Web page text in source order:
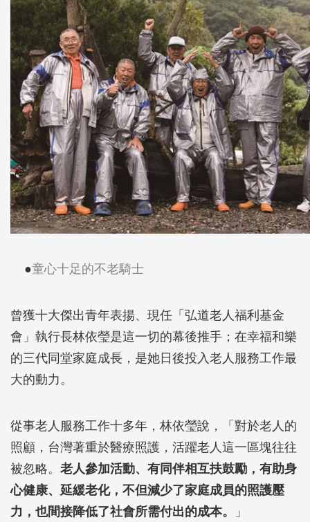
●童心十足的不老騎士
曾獲十大傑出青年表揚、現任「弘道老人福利基金
會」執行長林依瑩是這一切的幕後推手；在幸福和樂
的三代同堂家庭成長，是她日後投入老人服務工作最
大的動力。
從事老人服務工作十多年，林依瑩說，「對於老人的
照顧，台灣著重於醫療照護，活躍老人這一區塊往往
被忽略。 老人參加活動、有同伴相互扶鼓勵，有助身
心健康、延緩老化，不但減少了家庭成員的照護壓
力，也間接降低了社會所需付出的成本。
」